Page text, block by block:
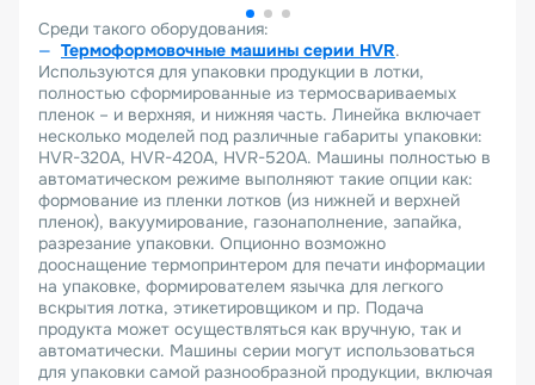
Среди такого оборудования:
Термоформовочные машины серии HVR.
Используются для упаковки продукции в лотки,
полностью сформированные из термосвариваемых
пленок – и верхняя, и нижняя часть. Линейка включает
несколько моделей под различные габариты упаковки:
HVR-320А, HVR-420А, HVR-520А. Машины полностью в
автоматическом режиме выполняют такие опции как:
формование из пленки лотков (из нижней и верхней
пленок), вакуумирование, газонаполнение, запайка,
разрезание упаковки. Опционно возможно
дооснащение термопринтером для печати информации
на упаковке, формирователем язычка для легкого
вскрытия лотка, этикетировщиком и пр. Подача
продукта может осуществляться как вручную, так и
автоматически. Машины серии могут использоваться
для упаковки самой разнообразной продукции, включая